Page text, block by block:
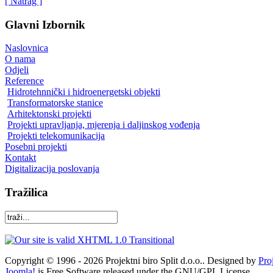
Glavni Izbornik
Naslovnica
O nama
Odjeli
Reference
Hidrotehnnički i hidroenergetski objekti
Transformatorske stanice
Arhitektonski projekti
Projekti upravljanja, mjerenja i daljinskog vođenja
Projekti telekomunikacija
Posebni projekti
Kontakt
Digitalizacija poslovanja
Tražilica
Copyright © 1996 - 2026 Projektni biro Split d.o.o.. Designed by